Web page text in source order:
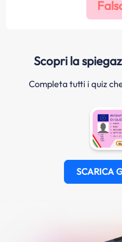
Scopri la
Completa tutti i quiz
SCARICA